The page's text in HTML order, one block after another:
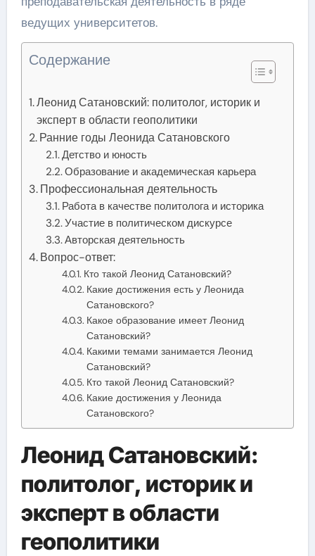
ведущих университетов.
Содержание
Леонид Сатановский: политолог, историк и
эксперт в области геополитики
Ранние годы Леонида Сатановского
Детство и юность
Образование и академическая карьера
Профессиональная деятельность
Работа в качестве политолога и историка
Участие в политическом дискурсе
Авторская деятельность
Вопрос-ответ:
Кто такой Леонид Сатановский?
Какие достижения есть у Леонида
Сатановского?
Какое образование имеет Леонид
Сатановский?
Какими темами занимается Леонид
Сатановский?
Кто такой Леонид Сатановский?
Какие достижения у Леонида
Сатановского?
Леонид Сатановский:
политолог, историк и
эксперт в области
геополитики